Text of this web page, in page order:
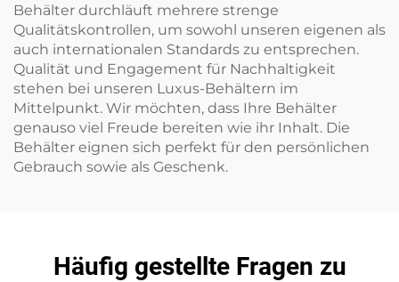
Behälter durchläuft mehrere strenge
Qualitätskontrollen, um sowohl unseren eigenen als
auch internationalen Standards zu entsprechen.
Qualität und Engagement für Nachhaltigkeit
stehen bei unseren Luxus-Behältern im
Mittelpunkt. Wir möchten, dass Ihre Behälter
genauso viel Freude bereiten wie ihr Inhalt. Die
Behälter eignen sich perfekt für den persönlichen
Gebrauch sowie als Geschenk.
Häufig gestellte Fragen zu